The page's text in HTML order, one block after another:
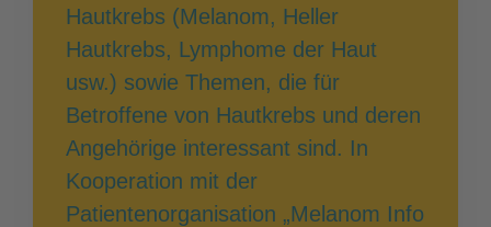
Hautkrebs (Melanom, Heller
Hautkrebs, Lymphome der Haut
usw.) sowie Themen, die für
Betroffene von Hautkrebs und deren
Angehörige interessant sind. In
Kooperation mit der
Patientenorganisation „Melanom Info